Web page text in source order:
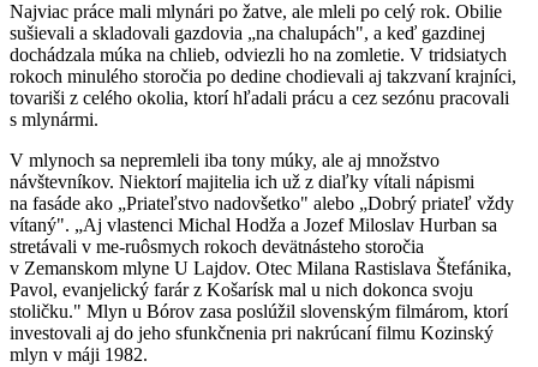
Najviac práce mali mlynári po žatve, ale mleli po celý rok. Obilie
sušievali a skladovali gazdovia „na chalupách", a keď gazdinej
dochádzala múka na chlieb, odviezli ho na zomletie. V tridsiatych
rokoch minulého storočia po dedine chodievali aj takzvaní krajníci,
tovariši z celého okolia, ktorí hľadali prácu a cez sezónu pracovali
s mlynármi.
V mlynoch sa nepremleli iba tony múky, ale aj množstvo
návštevníkov. Niektorí majitelia ich už z diaľky vítali nápismi
na fasáde ako „Priateľstvo nadovšetko" alebo „Dobrý priateľ vždy
vítaný". „Aj vlastenci Michal Hodža a Jozef Miloslav Hurban sa
stretávali v me-ruôsmych rokoch devätnásteho storočia
v Zemanskom mlyne U Lajdov. Otec Milana Rastislava Štefánika,
Pavol, evanjelický farár z Košarísk mal u nich dokonca svoju
stoličku." Mlyn u Bórov zasa poslúžil slovenským filmárom, ktorí
investovali aj do jeho sfunkčnenia pri nakrúcaní filmu Kozinský
mlyn v máji 1982.